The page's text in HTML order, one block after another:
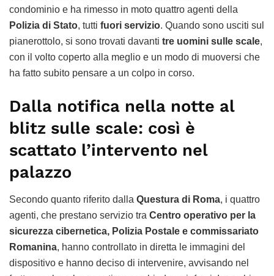
condominio e ha rimesso in moto quattro agenti della
Polizia di Stato, tutti fuori servizio. Quando sono usciti sul
pianerottolo, si sono trovati davanti tre uomini sulle scale,
con il volto coperto alla meglio e un modo di muoversi che
ha fatto subito pensare a un colpo in corso.
Dalla notifica nella notte al
blitz sulle scale: così è
scattato l’intervento nel
palazzo
Secondo quanto riferito dalla Questura di Roma, i quattro
agenti, che prestano servizio tra Centro operativo per la
sicurezza cibernetica, Polizia Postale e commissariato
Romanina, hanno controllato in diretta le immagini del
dispositivo e hanno deciso di intervenire, avvisando nel